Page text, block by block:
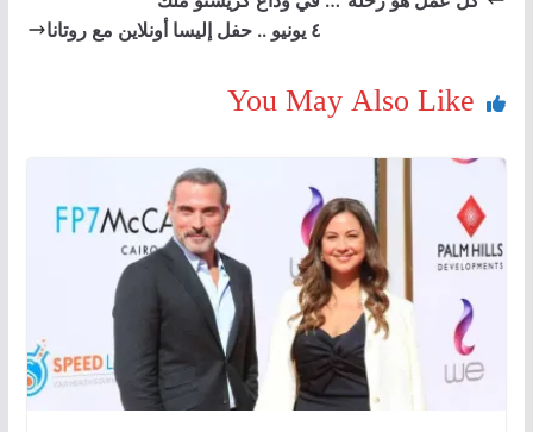
٤ يونيو .. حفل إليسا أونلاين مع روتانا
You May Also Like